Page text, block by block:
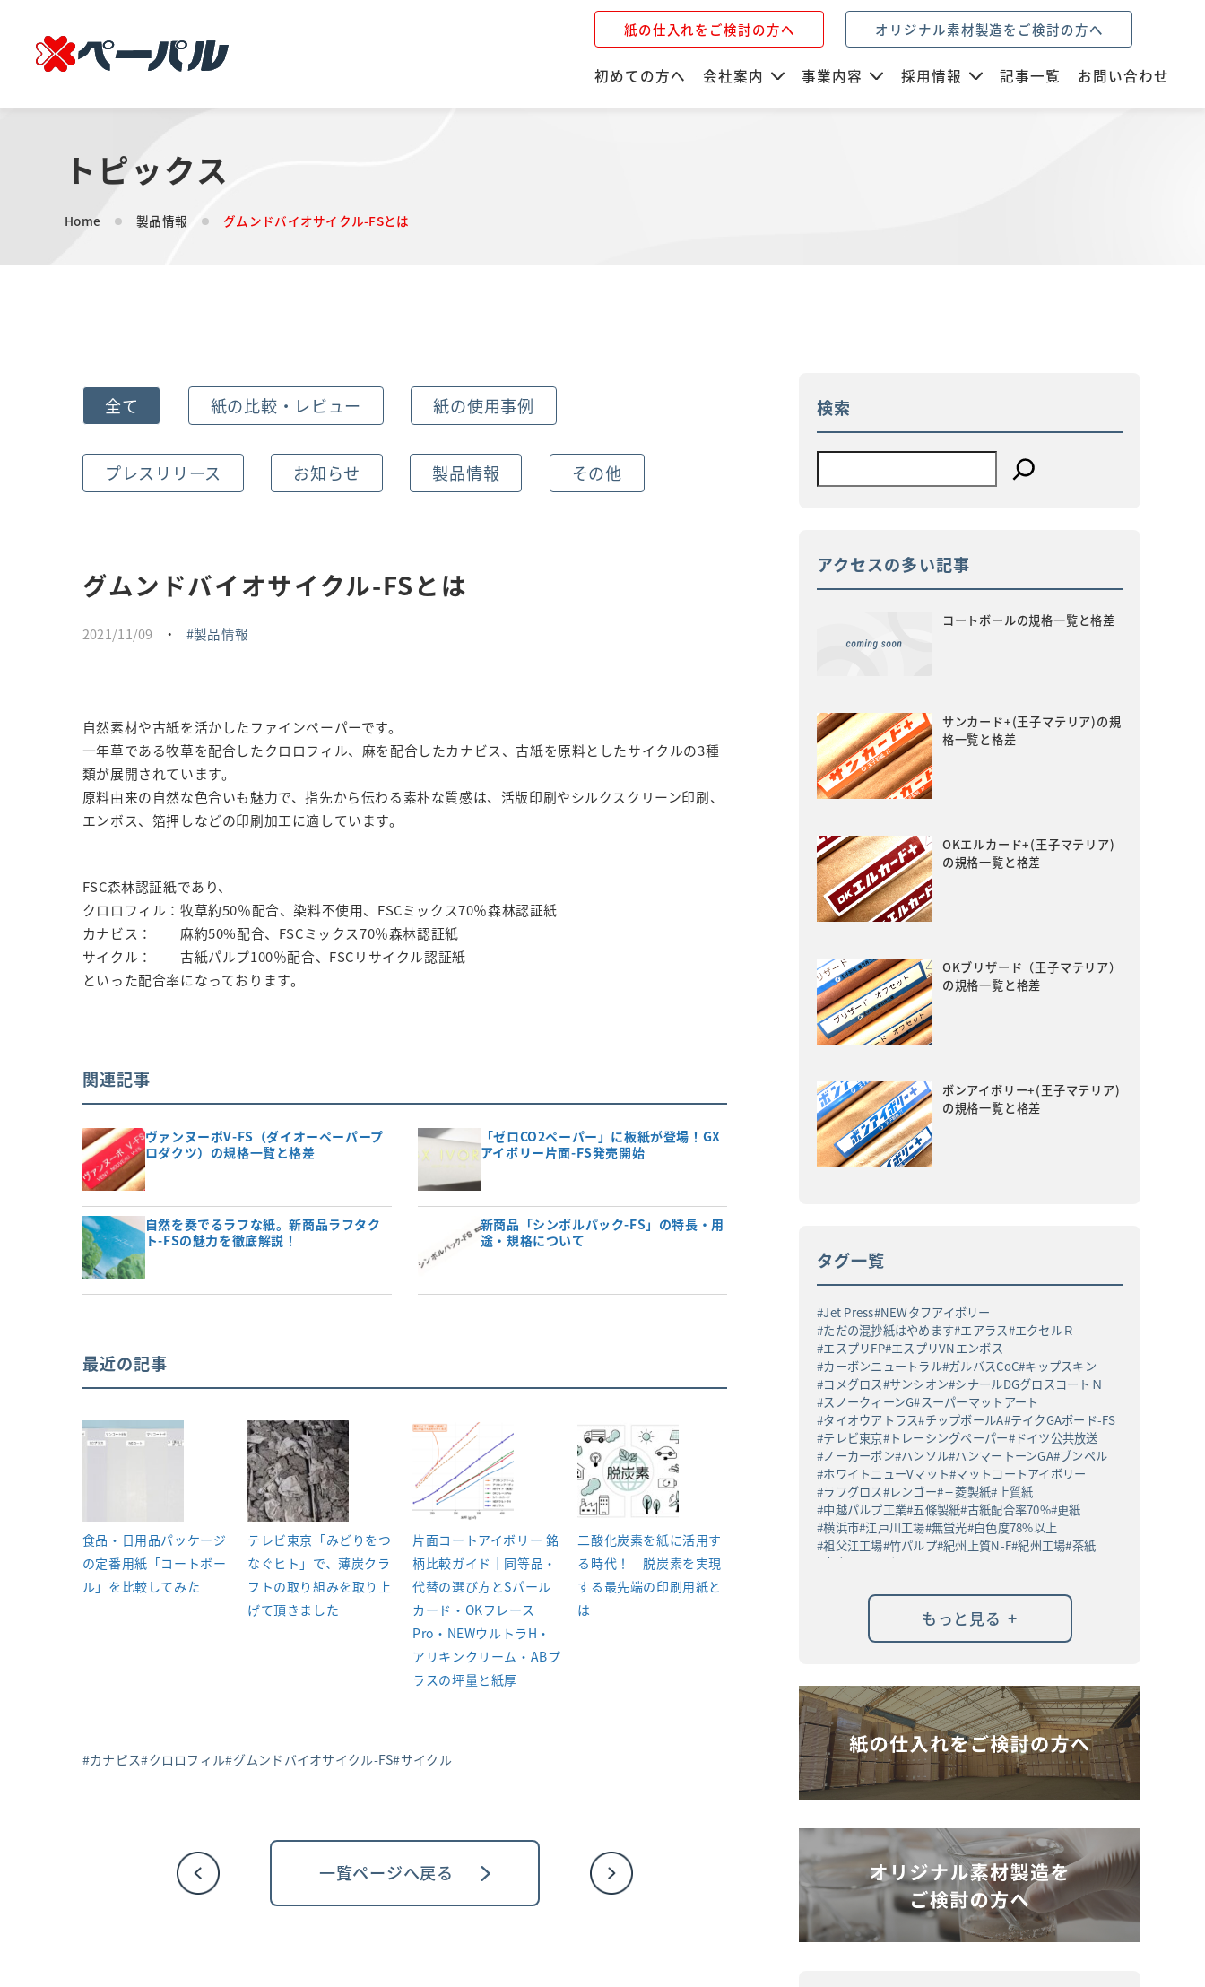
紙の仕入れをご検討の方へ オリジナル素材製造をご検討の方へ
初めての方へ 会社案内 事業内容 採用情報 記事一覧 お問い合わせ
トピックス
Home 製品情報 グムンドバイオサイクル-FSとは
全て 紙の比較・レビュー 紙の使用事例
プレスリリース お知らせ 製品情報 その他
グムンドバイオサイクル-FSとは
2021/11/09 ・ 製品情報
自然素材や古紙を活かしたファインペーパーです。
一年草である牧草を配合したクロロフィル、麻を配合したカナビス、古紙を原料としたサイクルの3種
類が展開されています。
原料由来の自然な色合いも魅力で、指先から伝わる素朴な質感は、活版印刷やシルクスクリーン印刷、
エンボス、箔押しなどの印刷加工に適しています。
FSC森林認証紙であり、
クロロフィル：牧草約50％配合、染料不使用、FSCミックス70％森林認証紙
カナビス： 麻約50%配合、FSCミックス70％森林認証紙
サイクル： 古紙パルプ100％配合、FSCリサイクル認証紙
といった配合率になっております。
関連記事
ヴァンヌーボV-FS（ダイオーペーパープ
ロダクツ）の規格一覧と格差
「ゼロCO2ペーパー」に板紙が登場！GX
アイボリー片面-FS発売開始
自然を奏でるラフな紙。新商品ラフタク
ト-FSの魅力を徹底解説！
新商品「シンボルパック-FS」の特長・用
途・規格について
最近の記事
食品・日用品パッケージ
の定番用紙「コートボー
ル」を比較してみた
テレビ東京「みどりをつ
なぐヒト」で、薄炭クラ
フトの取り組みを取り上
げて頂きました
片面コートアイボリー 銘
柄比較ガイド｜同等品・
代替の選び方とSパール
カード・OKフレース
Pro・NEWウルトラH・
アリキンクリーム・ABプ
ラスの坪量と紙厚
二酸化炭素を紙に活用す
る時代！ 脱炭素を実現
する最先端の印刷用紙と
は
カナビス クロロフィル グムンドバイオサイクル-FS サイクル
一覧ページへ戻る
検索
アクセスの多い記事
コートボールの規格一覧と格差
サンカード+(王子マテリア)の規
格一覧と格差
OKエルカード+(王子マテリア)
の規格一覧と格差
OKブリザード（王子マテリア）
の規格一覧と格差
ボンアイボリー+(王子マテリア)
の規格一覧と格差
タグ一覧
Jet Press NEWタフアイボリー
ただの混抄紙はやめます エアラス エクセルＲ
エスプリFP エスプリVNエンボス
カーボンニュートラル ガルバスCoC キップスキン
コメグロス サンシオン シナールDGグロスコートＮ
スノークィーンG スーパーマットアート
タイオウアトラス チップボールA テイクGAボード-FS
テレビ東京 トレーシングペーパー ドイツ公共放送
ノーカーボン ハンソル ハンマートーンGA ブンペル
ホワイトニューVマット マットコートアイボリー
ラフグロス レンゴー 三菱製紙
上質紙
中越パルプ工業 五條製紙 古紙配合率70% 更紙
横浜市 江戸川工場 無蛍光 白色度78%以上
祖父江工場 竹パルプ 紀州上質N-F 紀州工場 茶紙
高白ラフバガス
もっと見る +